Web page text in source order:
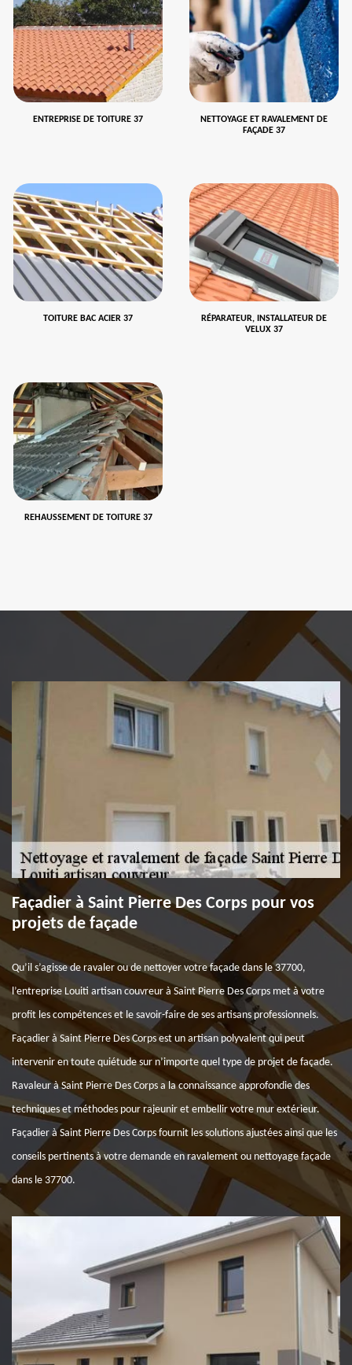
ENTREPRISE DE TOITURE 37
NETTOYAGE ET RAVALEMENT DE
FAÇADE 37
TOITURE BAC ACIER 37
RÉPARATEUR, INSTALLATEUR DE
VELUX 37
REHAUSSEMENT DE TOITURE 37
Façadier à Saint Pierre Des Corps pour vos
projets de façade
Qu’il s’agisse de ravaler ou de nettoyer votre façade dans le 37700,
l’entreprise Louiti artisan couvreur à Saint Pierre Des Corps met à votre
profit les compétences et le savoir-faire de ses artisans professionnels.
Façadier à Saint Pierre Des Corps est un artisan polyvalent qui peut
intervenir en toute quiétude sur n’importe quel type de projet de façade.
Ravaleur à Saint Pierre Des Corps a la connaissance approfondie des
techniques et méthodes pour rajeunir et embellir votre mur extérieur.
Façadier à Saint Pierre Des Corps fournit les solutions ajustées ainsi que les
conseils pertinents à votre demande en ravalement ou nettoyage façade
dans le 37700.